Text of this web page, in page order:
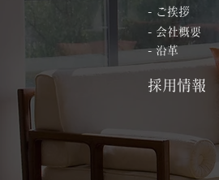
- ご挨拶
- 会社概要
- 沿革
採用情報